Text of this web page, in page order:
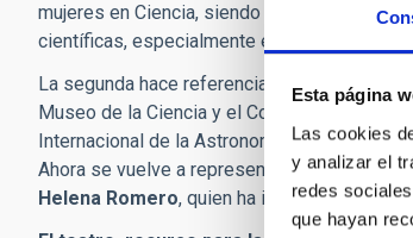
Esta página
Las cookies
y analizar el
redes
que hayan
mujeres en Ciencia, siendo el objetivo
científicas, especialmente en niñas. De ahí
La segunda hace referencia al "rescate" de
Museo de la Ciencia y el Cosmos, de
Internacional de la Astronomía 2009 y al
Ahora se vuelve a representar en Tacoronte
Helena Romero, quien ha introducido